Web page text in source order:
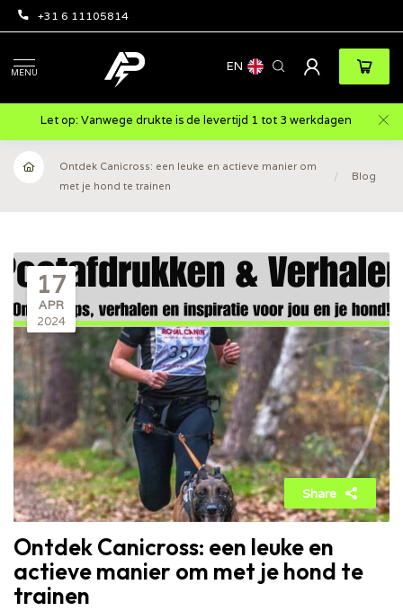
+31 6 11105814
MENU EN
Let op: Vanwege drukte is de levertijd 1 tot 3 werkdagen
Ontdek Canicross: een leuke en actieve manier om
met je hond te trainen
/ Blog
17
APR
2024
Share
Ontdek Canicross: een leuke en
actieve manier om met je hond te
trainen